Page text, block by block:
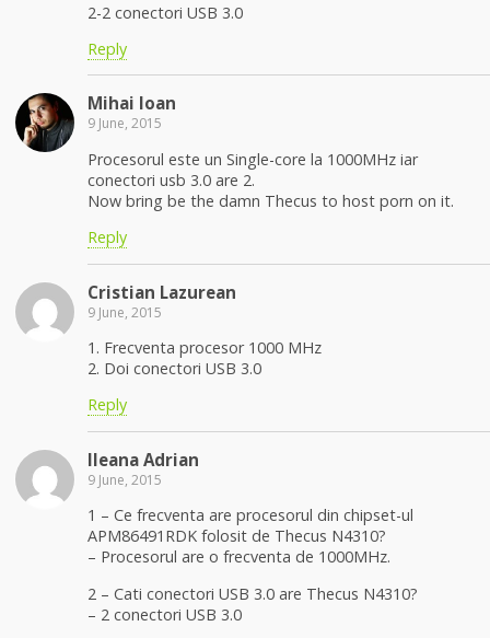
2-2 conectori USB 3.0
Reply
Mihai Ioan
9 June, 2015
Procesorul este un Single-core la 1000MHz iar
conectori usb 3.0 are 2.
Now bring be the damn Thecus to host porn on it.
Reply
Cristian Lazurean
9 June, 2015
1. Frecventa procesor 1000 MHz
2. Doi conectori USB 3.0
Reply
Ileana Adrian
9 June, 2015
1 – Ce frecventa are procesorul din chipset-ul
APM86491RDK folosit de Thecus N4310?
– Procesorul are o frecventa de 1000MHz.
2 – Cati conectori USB 3.0 are Thecus N4310?
– 2 conectori USB 3.0